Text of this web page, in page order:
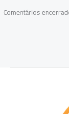
Comentários